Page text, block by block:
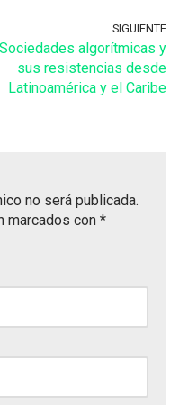
SIGUIENTE
Sociedades algorítmicas y
sus resistencias desde
Latinoamérica y el Caribe
no será publicada.
marcados con *